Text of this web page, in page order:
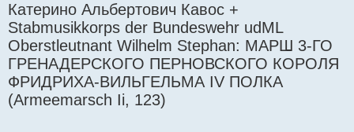
s
t
Катерино Альбертович Кавос +
Stabmusikkorps der Bundeswehr udML
Oberstleutnant Wilhelm Stephan: МАРШ 3-ГО
ГРЕНАДЕРСКОГО ПЕРНОВСКОГО КОРОЛЯ
ФРИДРИХА-ВИЛЬГЕЛЬМА IV ПОЛКА
(Armeemarsch Ii, 123)